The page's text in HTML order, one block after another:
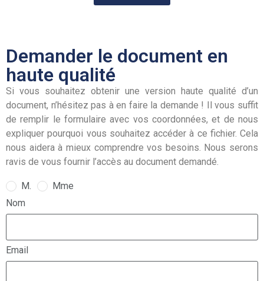
Demander le document en
haute qualité
Si vous souhaitez obtenir une version haute qualité d’un
document, n’hésitez pas à en faire la demande ! Il vous suffit
de remplir le formulaire avec vos coordonnées, et de nous
expliquer pourquoi vous souhaitez accéder à ce fichier. Cela
nous aidera à mieux comprendre vos besoins. Nous serons
ravis de vous fournir l’accès au document demandé.
M.
Mme
Nom
Email